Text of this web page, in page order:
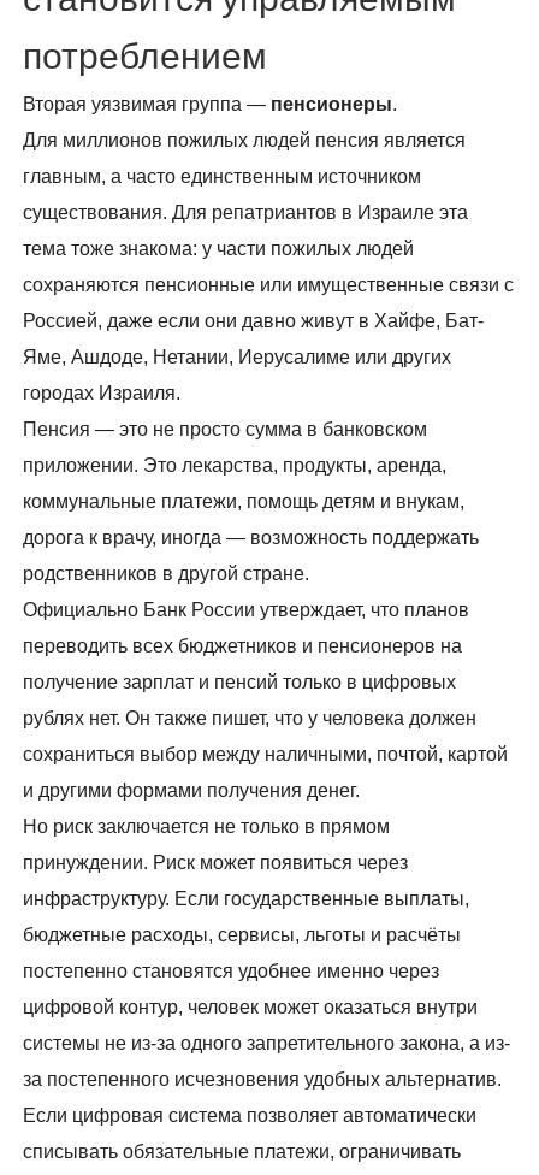
потреблением
Вторая уязвимая группа — пенсионеры.
Для миллионов пожилых людей пенсия является
главным, а часто единственным источником
существования. Для репатриантов в Израиле эта
тема тоже знакома: у части пожилых людей
сохраняются пенсионные или имущественные связи с
Россией, даже если они давно живут в Хайфе, Бат-
Яме, Ашдоде, Нетании, Иерусалиме или других
городах Израиля.
Пенсия — это не просто сумма в банковском
приложении. Это лекарства, продукты, аренда,
коммунальные платежи, помощь детям и внукам,
дорога к врачу, иногда — возможность поддержать
родственников в другой стране.
Официально Банк России утверждает, что планов
переводить всех бюджетников и пенсионеров на
получение зарплат и пенсий только в цифровых
рублях нет. Он также пишет, что у человека должен
сохраниться выбор между наличными, почтой, картой
и другими формами получения денег.
Но риск заключается не только в прямом
принуждении. Риск может появиться через
инфраструктуру. Если государственные выплаты,
бюджетные расходы, сервисы, льготы и расчёты
постепенно становятся удобнее именно через
цифровой контур, человек может оказаться внутри
системы не из-за одного запретительного закона, а из-
за постепенного исчезновения удобных альтернатив.
Если цифровая система позволяет автоматически
списывать обязательные платежи, ограничивать